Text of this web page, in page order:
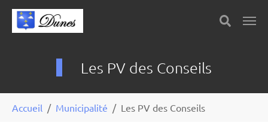
Skip to main content
Les PV des Conseils
Accueil Municipalité Les PV des Conseils
Panneau de gestion des cookies